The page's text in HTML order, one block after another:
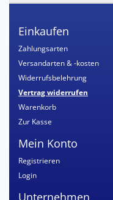
Einkaufen
Zahlungsarten
Versandarten & -kosten
Widerrufsbelehrung
Vertrag widerrufen
Warenkorb
Zur Kasse
Mein Konto
Registrieren
Login
Unternehmen